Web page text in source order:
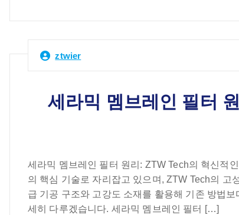
ztwier
세라믹 멤브레인 필터
세라믹 멤브레인 필터 원리: ZTW Tech의 혁신적
의 핵심 기술로 자리잡고 있으며, ZTW Tech의 고
급 기공 구조와 고강도 소재를 활용해 기존 방법
세히 다루겠습니다. 세라믹 멤브레인 필터 […]